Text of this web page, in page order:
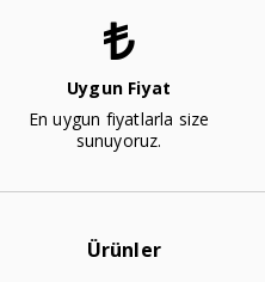
Uygun Fiyat
En uygun fiyatlarla size
sunuyoruz.
Ürünler